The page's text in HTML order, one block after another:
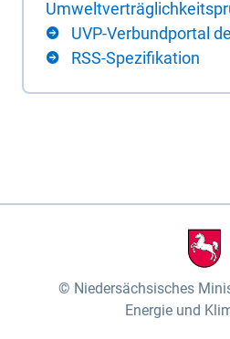
UVP-Verbundportal
RSS-Spezifikation
Niedersächsisches
Energie und